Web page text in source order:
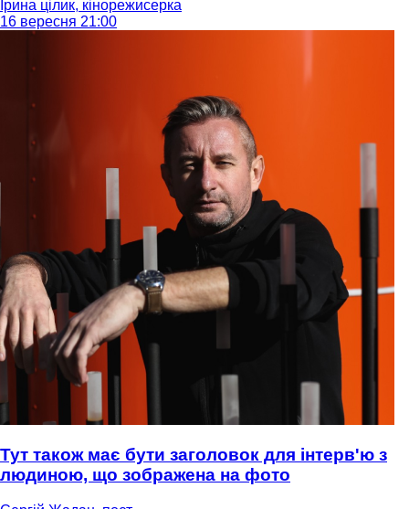
Ірина цілик, кінорежисерка
16 вересня 21:00
Тут також має бути заголовок для інтерв'ю з
людиною, що зображена на фото